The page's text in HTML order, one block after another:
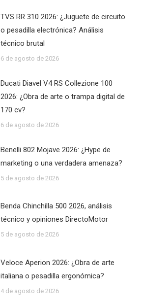
TVS RR 310 2026: ¿Juguete de circuito
o pesadilla electrónica? Análisis
técnico brutal
6 de agosto de 2026
Ducati Diavel V4 RS Collezione 100
2026: ¿Obra de arte o trampa digital de
170 cv?
6 de agosto de 2026
Benelli 802 Mojave 2026: ¿Hype de
marketing o una verdadera amenaza?
5 de agosto de 2026
Benda Chinchilla 500 2026, análisis
técnico y opiniones DirectoMotor
5 de agosto de 2026
Veloce Aperion 2026: ¿Obra de arte
italiana o pesadilla ergonómica?
4 de agosto de 2026